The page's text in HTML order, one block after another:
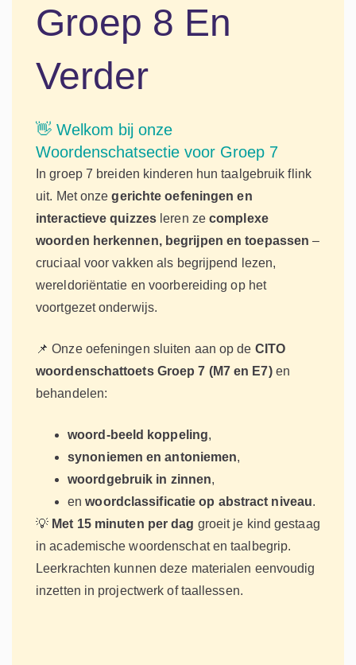
Groep 8 En
Verder​
👋 Welkom bij onze
Woordenschatsectie voor Groep 7
In groep 7 breiden kinderen hun taalgebruik flink
uit. Met onzegerichte oefeningen en
interactieve quizzes leren ze complexe
woorden herkennen, begrijpen en toepassen –
cruciaal voor vakken als begrijpend lezen,
wereldoriëntatie en voorbereiding op het
voortgezet onderwijs.
📌 Onze oefeningen sluiten aan op de CITO
woordenschattoets Groep 7 (M7 en E7)en
behandelen:
woord-beeld koppeling,
synoniemen en antoniemen,
woordgebruik in zinnen,
enwoordclassificatie op abstract niveau.
💡 Met 15 minuten per dag groeit je kind gestaag
in academische woordenschat en taalbegrip.
Leerkrachten kunnen deze materialen eenvoudig
inzetten in projectwerk of taallessen.